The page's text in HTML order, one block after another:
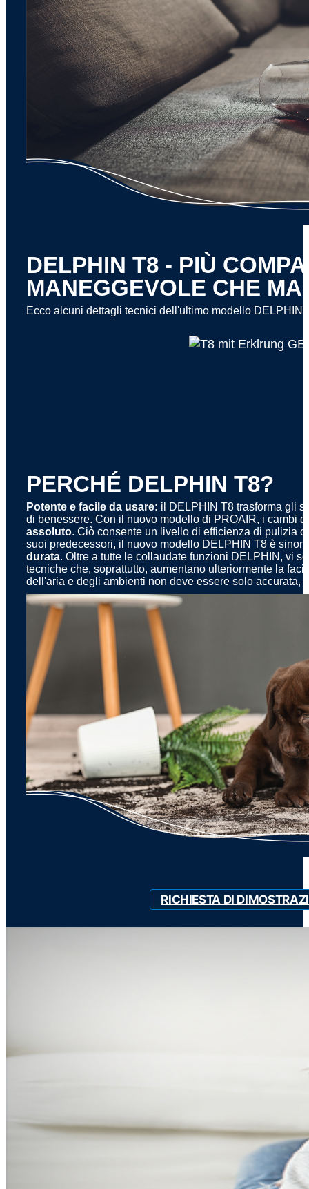
DELPHIN T8 - PIÙ
MANEGGEVOLE CHE MAI
Ecco alcuni dettagli tecnici dell'ultimo modello DELPHIN
PERCHÉ DELPHIN T8?
Potente e facile da usare: il DELPHIN T8 trasforma gli
di benessere. Con il nuovo modello di PROAIR, i cambi
assoluto. Ciò consente un livello di efficienza di pulizia
suoi predecessori, il nuovo modello DELPHIN T8 è
durata. Oltre a tutte le collaudate funzioni DELPHIN, vi
tecniche che, soprattutto, aumentano ulteriormente la
dell'aria e degli ambienti non deve essere solo accurata,
RICHIESTA DI